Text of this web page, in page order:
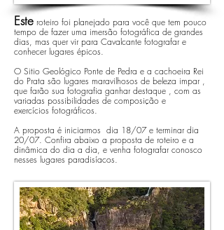
Este roteiro foi planejado para você que tem pouco
tempo de fazer uma imersão fotográfica de grandes
dias, mas quer vir para Cavalcante fotografar e
conhecer lugares épicos.
O Sitio Geológico Ponte de Pedra e a cachoeira Rei
do Prata são lugares maravilhosos de beleza impar ,
que farão sua fotografia ganhar destaque , com as
variadas possibilidades de composição e
exercícios fotográficos.
A proposta é iniciarmos dia 18/07 e terminar dia
20/07. Confira abaixo a proposta de roteiro e a
dinâmica do dia a dia, e venha fotografar conosco
nesses lugares paradisíacos.